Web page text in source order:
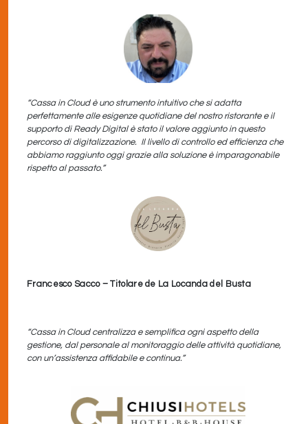
“Cassa in Cloud è uno strumento intuitivo che si adatta
perfettamente alle esigenze quotidiane del nostro ristorante e il
supporto di Ready Digital è stato il valore aggiunto in questo
percorso di digitalizzazione. Il livello di controllo ed efficienza che
abbiamo raggiunto oggi grazie alla soluzione è imparagonabile
rispetto al passato.”
Francesco Sacco – Titolare de La Locanda del Busta
“Cassa in Cloud centralizza e semplifica ogni aspetto della
gestione, dal personale al monitoraggio delle attività quotidiane,
con un’assistenza affidabile e continua.”